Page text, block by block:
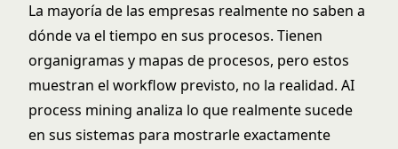
La mayoría de las empresas realmente no saben a
dónde va el tiempo en sus procesos. Tienen
organigramas y mapas de procesos, pero estos
muestran el workflow previsto, no la realidad. AI
process mining analiza lo que realmente sucede
en sus sistemas para mostrarle exactamente